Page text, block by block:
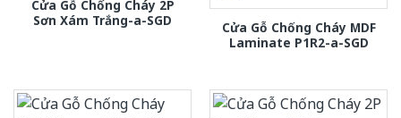
Cửa Gỗ Chống Cháy 2P
Sơn Xám Trắng-a-SGD
Cửa Gỗ Chống Cháy MDF
Laminate P1R2-a-SGD